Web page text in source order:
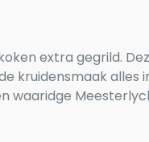
extra gegrild.
kruidensmaak alles
waaridge